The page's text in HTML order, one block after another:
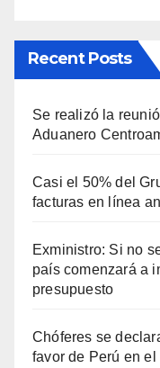
Recent Posts
Se realizó la
Aduanero
Casi el 50% del
facturas en línea
Exministro: Si no
país comenzará a
presupuesto
Chóferes se
favor de Perú en